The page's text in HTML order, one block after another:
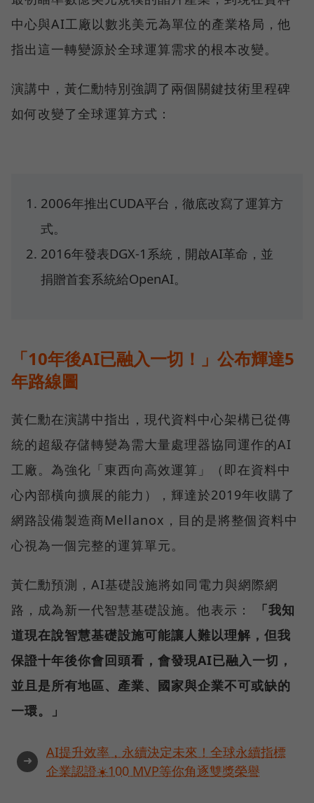
中心與AI工廠以數兆美元為單位的產業格局，他
指出這一轉變源於全球運算需求的根本改變。
演講中，黃仁勳特別強調了兩個關鍵技術里程碑
如何改變了全球運算方式：
2006年推出CUDA平台，徹底改寫了運算方
式。
2016年發表DGX-1系統，開啟AI革命，並
捐贈首套系統給OpenAI。
「10年後AI已融入一切！」公布輝達5
年路線圖
黃仁勳在演講中指出，現代資料中心架構已從傳
統的超級存儲轉變為需大量處理器協同運作的AI
工廠。為強化「東西向高效運算」（即在資料中
心內部橫向擴展的能力），輝達於2019年收購了
網路設備製造商Mellanox，目的是將整個資料中
心視為一個完整的運算單元。
黃仁勳預測，AI基礎設施將如同電力與網際網
路，成為新一代智慧基礎設施。他表示：
「我知
道現在說智慧基礎設施可能讓人難以理解，但我
保證十年後你會回頭看，會發現AI已融入一切，
並且是所有地區、產業、國家與企業不可或缺的
一環。」
➜
AI提升效率，永續決定未來！全球永續指標
企業認證☀️100 MVP等你角逐雙獎榮譽